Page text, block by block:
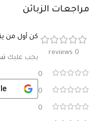
مراجعات الزبائن
0 reviews
0
0
0
كن أول من
يجب عليك